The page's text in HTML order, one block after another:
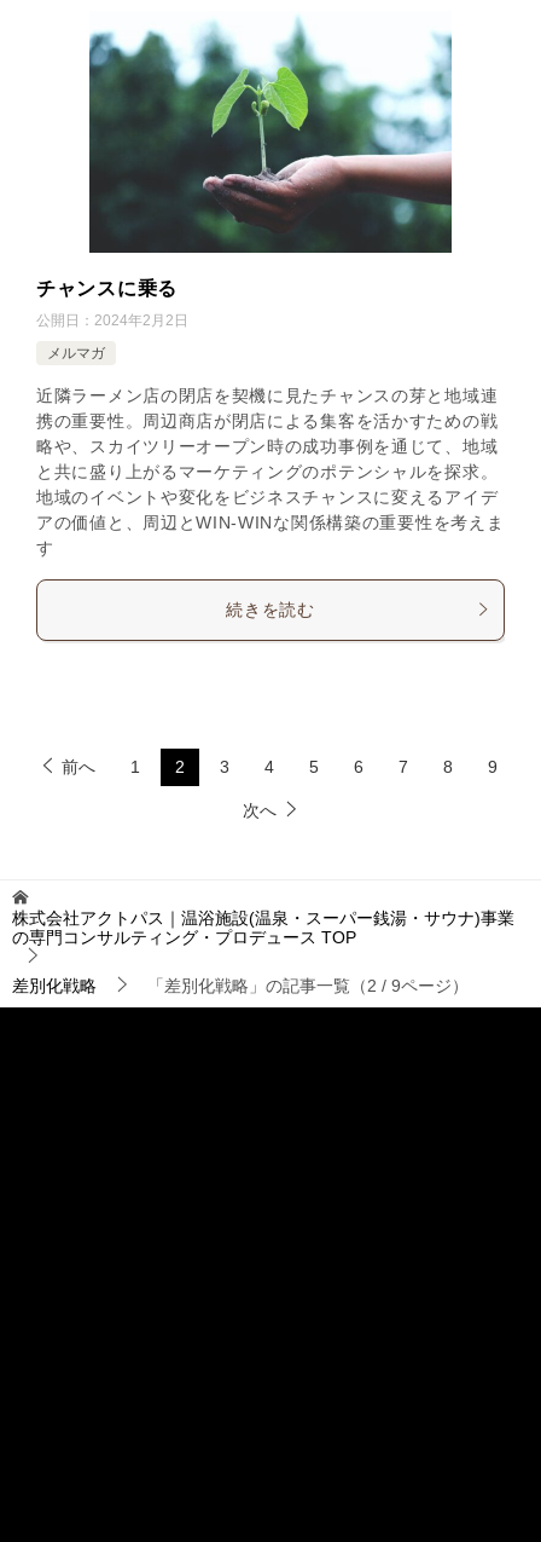
チャンスに乗る
公開日： 2024年2月2日
メルマガ
近隣ラーメン店の閉店を契機に見たチャンスの芽と地域連
携の重要性。周辺商店が閉店による集客を活かすための戦
略や、スカイツリーオープン時の成功事例を通じて、地域
と共に盛り上がるマーケティングのポテンシャルを探求。
地域のイベントや変化をビジネスチャンスに変えるアイデ
アの価値と、周辺とWIN-WINな関係構築の重要性を考えま
す
続きを読む
前へ 1 2 3 4 5 6 7 8 9
次へ
株式会社アクトパス｜温浴施設(温泉・スーパー銭湯・サウナ)事業
の専門コンサルティング・プロデュース TOP
差別化戦略 「差別化戦略」の記事一覧（2 / 9ページ）